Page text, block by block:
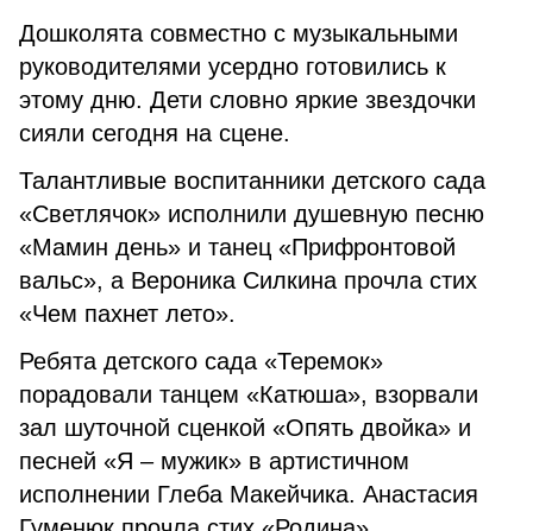
Дошколята совместно с музыкальными
руководителями усердно готовились к
этому дню. Дети словно яркие звездочки
сияли сегодня на сцене.
Талантливые воспитанники детского сада
«Светлячок» исполнили душевную песню
«Мамин день» и танец «Прифронтовой
вальс», а Вероника Силкина прочла стих
«Чем пахнет лето».
Ребята детского сада «Теремок»
порадовали танцем «Катюша», взорвали
зал шуточной сценкой «Опять двойка» и
песней «Я – мужик» в артистичном
исполнении Глеба Макейчика. Анастасия